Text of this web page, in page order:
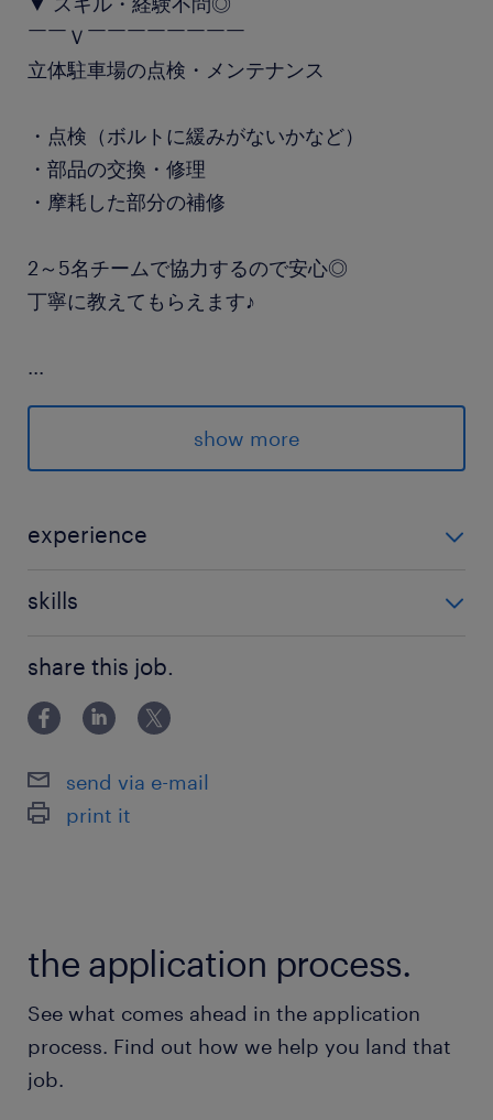
￣￣Ｖ￣￣￣￣￣￣￣￣
立体駐車場の点検・メンテナンス
・点検（ボルトに緩みがないかなど）
・部品の交換・修理
・摩耗した部分の補修
2～5名チームで協力するので安心◎
丁寧に教えてもらえます♪
...
品川の営業所に出社して
担当エリア（港区、有明、江東など）に
先輩の車に同乗して向かいます
派遣先の特徴
修理、改修工事まで一貫して手掛けています
最寄駅
京急本線／北品川駅（徒歩5分）
京急本線、横須賀線、京浜東北線、山手線、東海
休日休暇
8:00-17:15（実働8時間00分・休憩75分）
※昼休憩が45分、その他午前午後で15分ずつ
show more
experience
えてもらえるので安心してくださいね
skills
share this job.
send via e-mail
print it
the application process.
See what comes ahead in the application
process. Find out how we help you land that
job.